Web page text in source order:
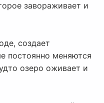
завораживает и
создает
постоянно меняются
озеро оживает и